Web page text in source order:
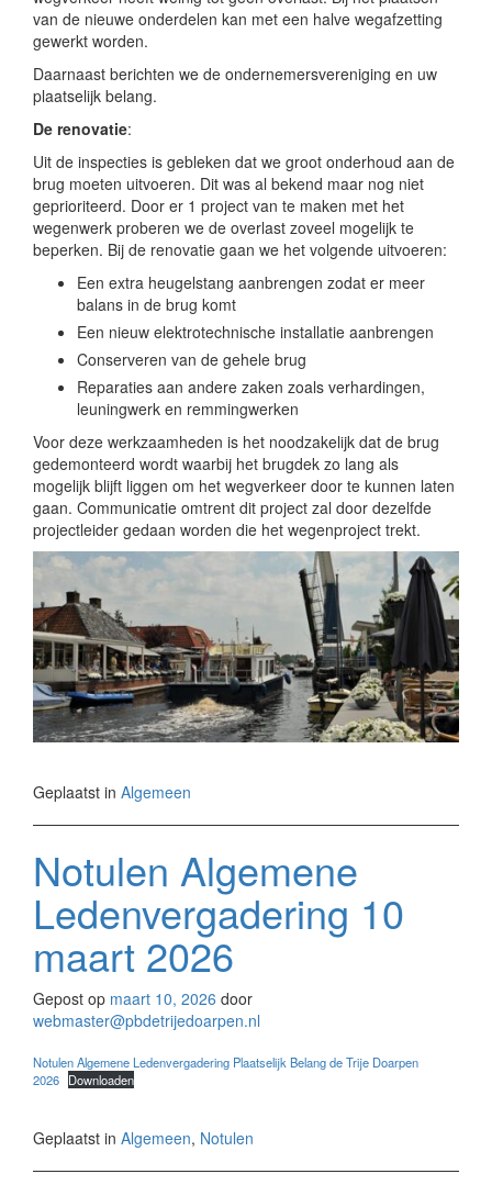
van de nieuwe onderdelen kan met een halve wegafzetting
gewerkt worden.
Daarnaast berichten we de ondernemersvereniging en uw
plaatselijk belang.
De renovatie:
Uit de inspecties is gebleken dat we groot onderhoud aan de
brug moeten uitvoeren. Dit was al bekend maar nog niet
geprioriteerd. Door er 1 project van te maken met het
wegenwerk proberen we de overlast zoveel mogelijk te
beperken. Bij de renovatie gaan we het volgende uitvoeren:
Een extra heugelstang aanbrengen zodat er meer
balans in de brug komt
Een nieuw elektrotechnische installatie aanbrengen
Conserveren van de gehele brug
Reparaties aan andere zaken zoals verhardingen,
leuningwerk en remmingwerken
Voor deze werkzaamheden is het noodzakelijk dat de brug
gedemonteerd wordt waarbij het brugdek zo lang als
mogelijk blijft liggen om het wegverkeer door te kunnen laten
gaan. Communicatie omtrent dit project zal door dezelfde
projectleider gedaan worden die het wegenproject trekt.
Geplaatst in Algemeen
Notulen Algemene
Ledenvergadering 10
maart 2026
Gepost op maart 10, 2026 door
webmaster@pbdetrijedoarpen.nl
Notulen Algemene Ledenvergadering Plaatselijk Belang de Trije Doarpen
2026 Downloaden
Geplaatst in Algemeen, Notulen